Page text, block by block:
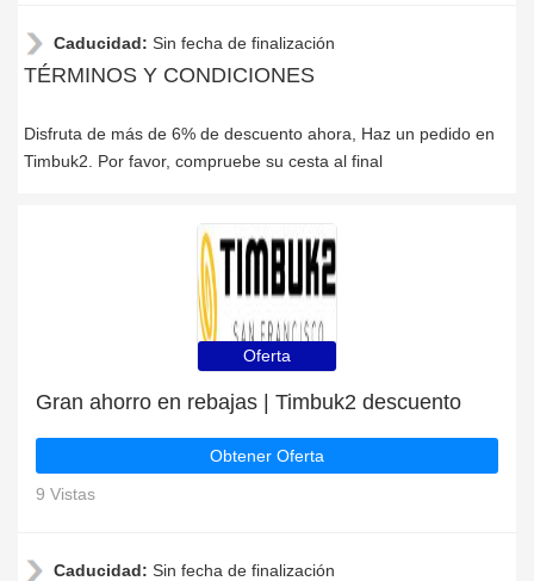
Caducidad: Sin fecha de finalización
TÉRMINOS Y CONDICIONES
Disfruta de más de 6% de descuento ahora, Haz un pedido en
Timbuk2. Por favor, compruebe su cesta al final
Oferta
Gran ahorro en rebajas | Timbuk2 descuento
Obtener Oferta
9 Vistas
Caducidad: Sin fecha de finalización